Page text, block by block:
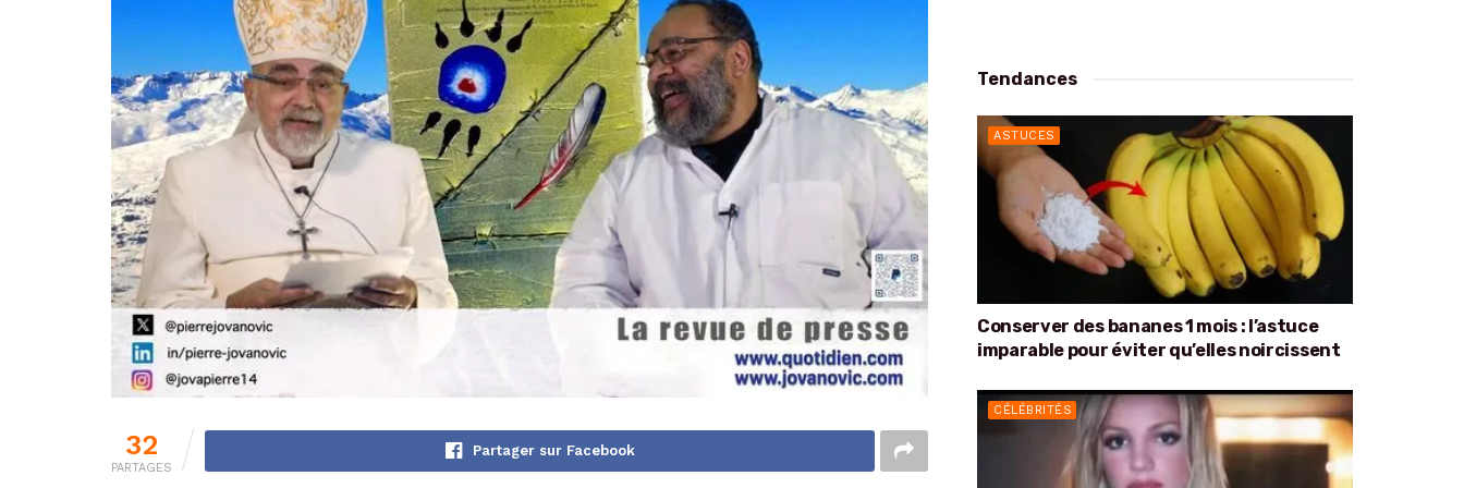
32
PARTAGES
Partager sur Facebook
Tendances
ASTUCES
Conserver des bananes 1 mois : l’astuce
imparable pour éviter qu’elles noircissent
CÉLÉBRITÉS